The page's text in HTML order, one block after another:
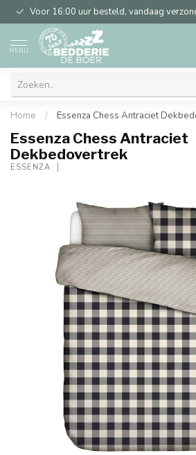
Voor 16:00 uur besteld, vandaag
MENU
Home / Essenza Chess Antraciet
Essenza Chess Antraciet
Dekbedovertrek
ESSENZA